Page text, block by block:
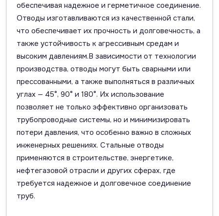
обеспечивая надежное и герметичное соединение.
Отводы изготавливаются из качественной стали,
что обеспечивает их прочность и долговечность, а
также устойчивость к агрессивным средам и
высоким давлениям.В зависимости от технологии
производства, отводы могут быть сварными или
прессованными, а также выполняться в различных
углах — 45°, 90° и 180°. Их использование
позволяет не только эффективно организовать
трубопроводные системы, но и минимизировать
потери давления, что особенно важно в сложных
инженерных решениях. Стальные отводы
применяются в строительстве, энергетике,
нефтегазовой отрасли и других сферах, где
требуется надежное и долговечное соединение
труб.